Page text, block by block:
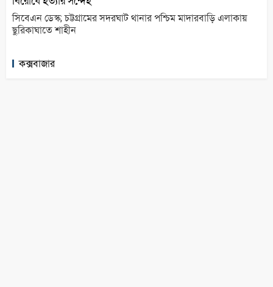
সিবেএন ডেস্ক; চট্টগ্রামের সদরঘাট থানার পশ্চিম মাদারবাড়ি এলাকায়
ছুরিকাঘাতে শাহীন
কক্সবাজার